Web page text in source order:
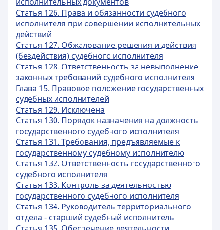
Статья 126. Права и обязанности судебного
исполнителя при совершении исполнительных
действий
Статья 127. Обжалование решения и действия
(бездействия) судебного исполнителя
Статья 128. Ответственность за невыполнение
законных требований судебного исполнителя
Глава 15. Правовое положение государственных
судебных исполнителей
Статья 129. Исключена
Статья 130. Порядок назначения на должность
государственного судебного исполнителя
Статья 131. Требования, предъявляемые к
государственному судебному исполнителю
Статья 132. Ответственность государственного
судебного исполнителя
Статья 133. Контроль за деятельностью
государственного судебного исполнителя
Статья 134. Руководитель территориального
отдела - старший судебный исполнитель